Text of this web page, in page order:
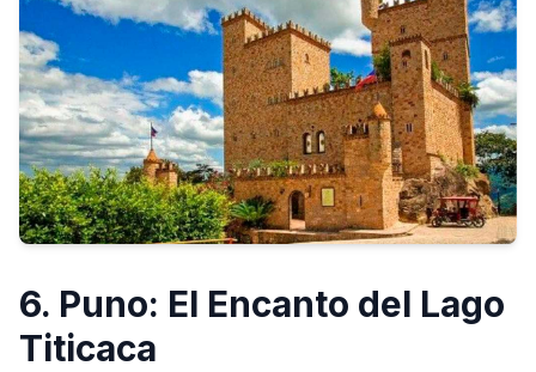
6. Puno: El Encanto del Lago
Titicaca